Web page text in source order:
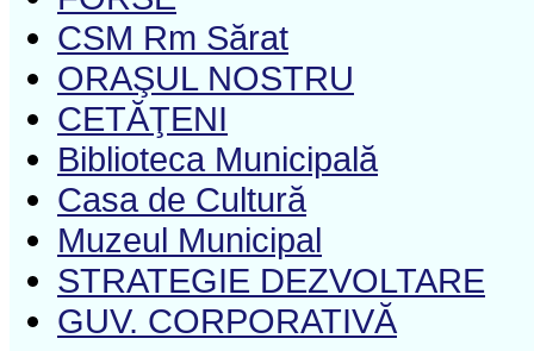
CSM Rm Sărat
ORAŞUL NOSTRU
CETĂŢENI
Biblioteca Municipală
Casa de Cultură
Muzeul Municipal
STRATEGIE DEZVOLTARE
GUV. CORPORATIVĂ